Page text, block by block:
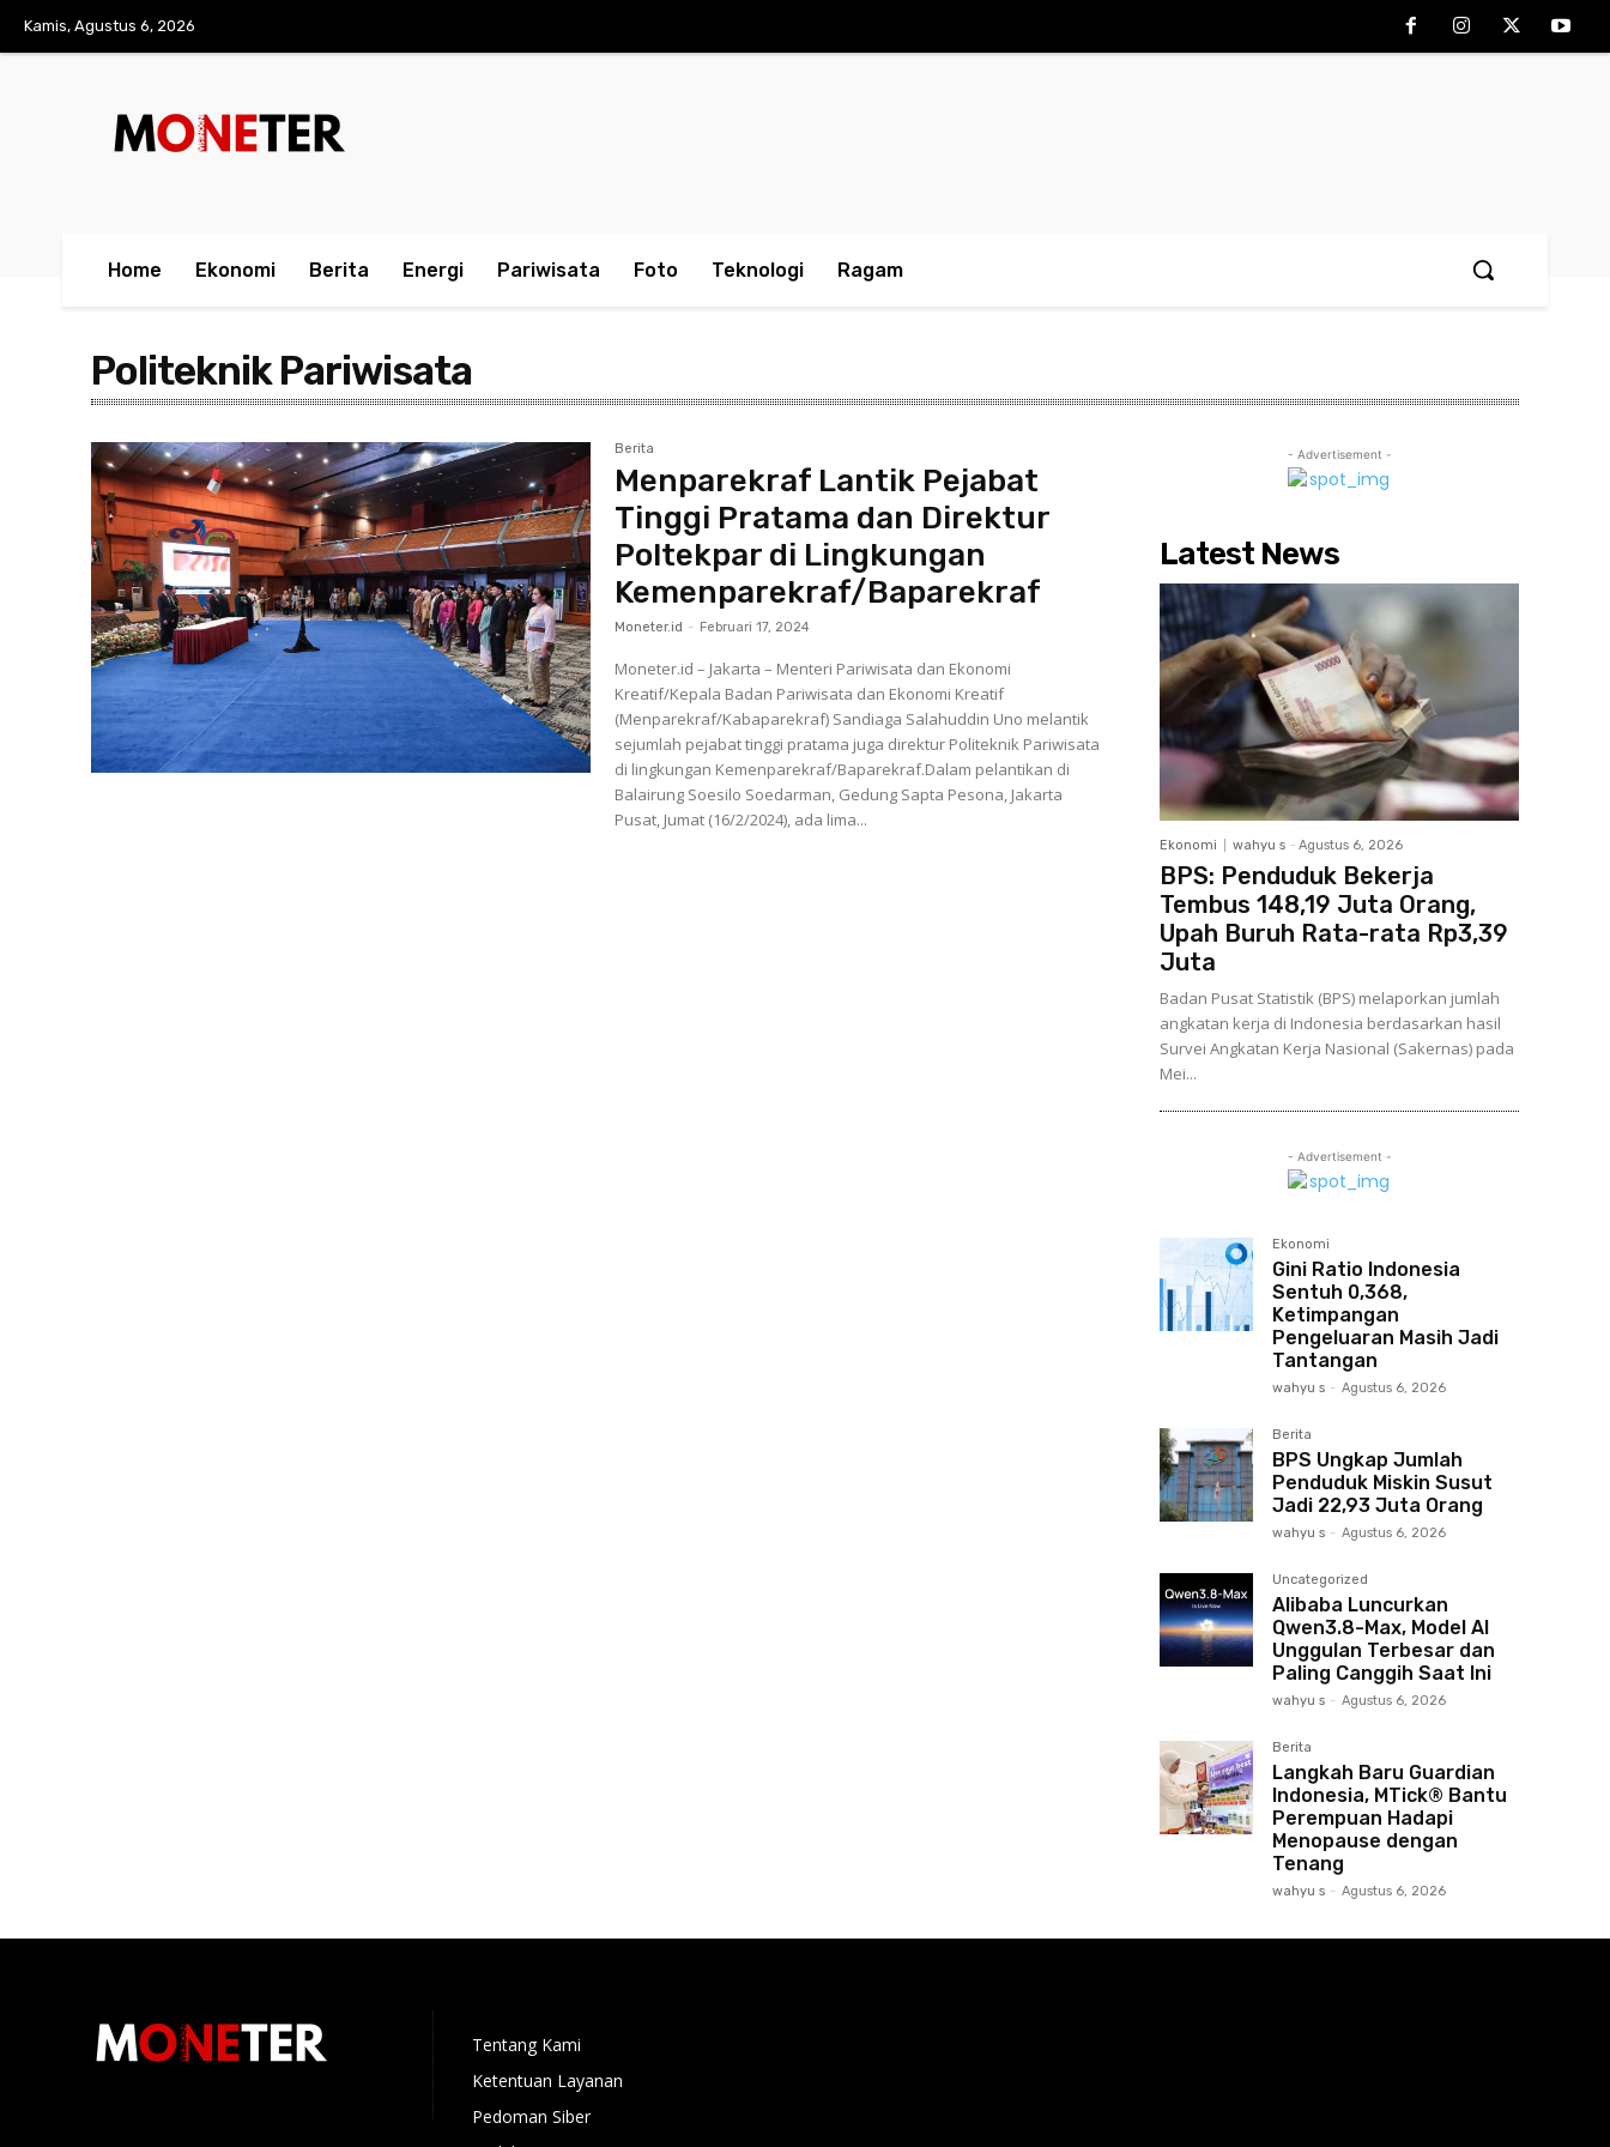
Kamis, Agustus 6, 2026
Home Ekonomi Berita Energi Pariwisata Foto Teknologi Ragam
Politeknik Pariwisata
Berita
Menparekraf Lantik Pejabat
Tinggi Pratama dan Direktur
Poltekpar di Lingkungan
Kemenparekraf/Baparekraf
Moneter.id - Februari 17, 2024
Moneter.id – Jakarta – Menteri Pariwisata dan Ekonomi
Kreatif/Kepala Badan Pariwisata dan Ekonomi Kreatif
(Menparekraf/Kabaparekraf) Sandiaga Salahuddin Uno melantik
sejumlah pejabat tinggi pratama juga direktur Politeknik Pariwisata
di lingkungan Kemenparekraf/Baparekraf.Dalam pelantikan di
Balairung Soesilo Soedarman, Gedung Sapta Pesona, Jakarta
Pusat, Jumat (16/2/2024), ada lima...
- Advertisement -
Latest News
Ekonomi wahyu s - Agustus 6, 2026
BPS: Penduduk Bekerja
Tembus 148,19 Juta Orang,
Upah Buruh Rata-rata Rp3,39
Juta
Badan Pusat Statistik (BPS) melaporkan jumlah
angkatan kerja di Indonesia berdasarkan hasil
Survei Angkatan Kerja Nasional (Sakernas) pada
Mei...
- Advertisement -
Ekonomi
Gini Ratio Indonesia
Sentuh 0,368,
Ketimpangan
Pengeluaran Masih Jadi
Tantangan
wahyu s - Agustus 6, 2026
Berita
BPS Ungkap Jumlah
Penduduk Miskin Susut
Jadi 22,93 Juta Orang
wahyu s - Agustus 6, 2026
Uncategorized
Alibaba Luncurkan
Qwen3.8-Max, Model AI
Unggulan Terbesar dan
Paling Canggih Saat Ini
wahyu s - Agustus 6, 2026
Berita
Langkah Baru Guardian
Indonesia, MTick® Bantu
Perempuan Hadapi
Menopause dengan
Tenang
wahyu s - Agustus 6, 2026
Tentang Kami
Ketentuan Layanan
Pedoman Siber